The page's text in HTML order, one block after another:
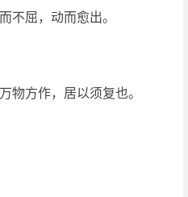
不屈，动而愈出。
物方作，居以须复也。